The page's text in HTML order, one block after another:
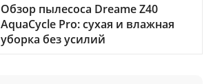
Обзор пылесоса Dreame Z40
AquaCycle Pro: сухая и влажная
уборка без усилий